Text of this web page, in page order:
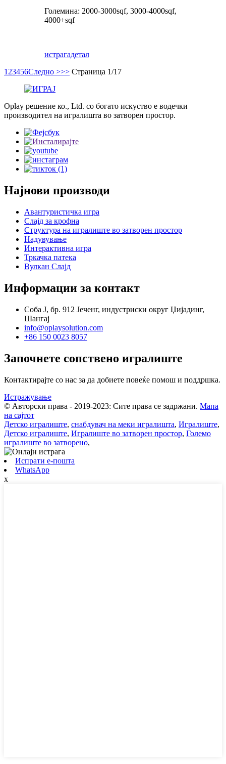
Големина: 2000-3000sqf, 3000-4000sqf,
4000+sqf
истрагадетал
1 23456Следно >>> Страница 1/17
Oplay решение ко., Ltd. со богато искуство е водечки
производител на игралишта во затворен простор.
Најнови производи
Авантуристичка игра
Слајд за крофна
Структура на игралиште во затворен простор
Надувување
Интерактивна игра
Тркачка патека
Вулкан Слајд
Информации за контакт
Соба Ј, бр. 912 Јеченг, индустриски округ Џијадинг,
Шангај
info@oplaysolution.com
+86 150 0023 8057
Започнете сопствено игралиште
Контактирајте со нас за да добиете повеќе помош и поддршка.
Истражување
© Авторски права - 2019-2023: Сите права се задржани. Мапа
на сајтот
Детско игралиште, снабдувач на меки игралишта, Игралиште,
Детско игралиште, Игралиште во затворен простор, Големо
игралиште во затворено,
Испрати е-пошта
WhatsApp
x